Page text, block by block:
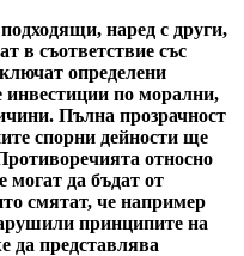
наред с други,
в съответствие със
определени
инвестиции по морални,
Пълна прозрачност
спорни дейности ще
относно
могат да бъдат от
смятат, че например
принципите на
да представлява